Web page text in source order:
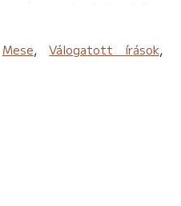
céllal, útjára
antológiáját. Az MKMT
csapata szívét-lelkét
Kedves Olvasó! Fogadj
boldogan, és gondolj
majd akkor is, amikor
Mese,Válogatott írások,